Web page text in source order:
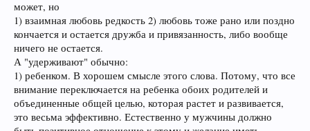
может, но
1) взаимная любовь редкость 2) любовь тоже рано или поздно
кончается и остается дружба и привязанность, либо вообще
ничего не остается.
А "удерживают" обычно:
1) ребенком. В хорошем смысле этого слова. Потому, что все
внимание переключается на ребенка обоих родителей и
объединенные общей целью, которая растет и развивается,
это весьма эффективно. Естественно у мужчины должно